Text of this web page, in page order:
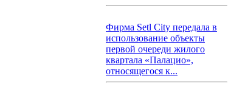
Фирма Setl City передала в
использование объекты
первой очереди жилого
квартала «Палацио»,
относящегося к...